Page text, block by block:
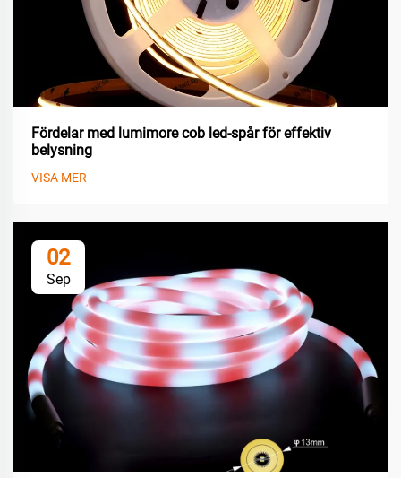
Fördelar med lumimore cob led-spår för effektiv
belysning
VISA MER
02
Sep